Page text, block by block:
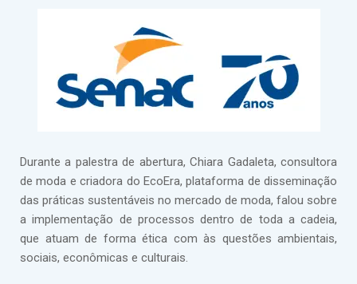
Durante a palestra de abertura, Chiara Gadaleta, consultora
de moda e criadora do EcoEra, plataforma de disseminação
das práticas sustentáveis no mercado de moda, falou sobre
a implementação de processos dentro de toda a cadeia,
que atuam de forma ética com às questões ambientais,
sociais, econômicas e culturais.